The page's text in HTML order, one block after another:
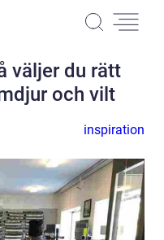
väljer du rätt
och vilt
inspiration